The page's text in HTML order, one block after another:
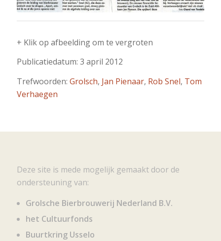
+ Klik op afbeelding om te vergroten
Publicatiedatum: 3 april 2012
Trefwoorden: Grolsch, Jan Pienaar, Rob Snel, Tom
Verhaegen
Deze site is mede mogelijk gemaakt door de
ondersteuning van:
Grolsche Bierbrouwerij Nederland B.V.
het Cultuurfonds
Buurtkring Usselo